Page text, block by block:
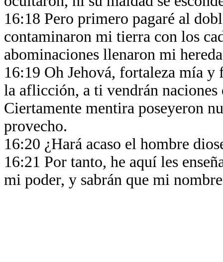
16:18 Pero primero pagaré al
contaminaron mi tierra con los
abominaciones llenaron mi
16:19 Oh Jehová, fortaleza mía
la aflicción, a ti vendrán
Ciertamente mentira poseyeron
provecho.
16:20 ¿Hará acaso el hombre
16:21 Por tanto, he aquí les
mi poder, y sabrán que mi